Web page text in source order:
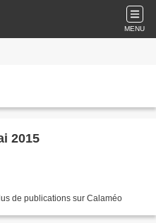
MENU
2015
de publications sur Calaméo